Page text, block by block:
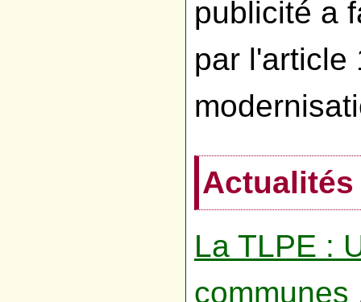
publicité a
par l'article
Actualités
La TLPE :
communes